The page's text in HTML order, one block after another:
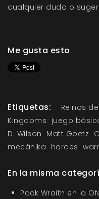
cualquier duda o
Me gusta esto
Etiquetas: Reinos
Kingdoms juego
D. Wilson Matt Goetz
mecánika hordes
En la misma
Pack Wraith en la